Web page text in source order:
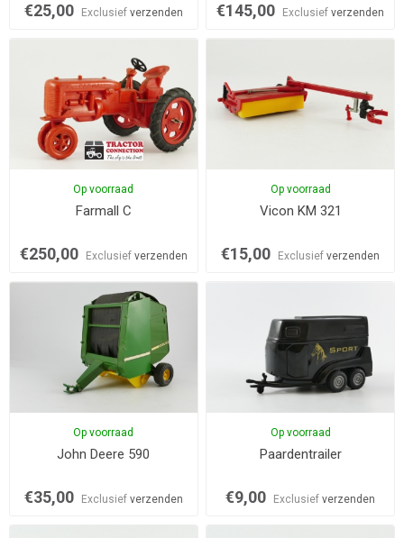
€25,00 Exclusief verzenden €145,00 Exclusiefverzenden
Op voorraad
Farmall C
€250,00 Exclusief verzenden
Op voorraad
Vicon KM 321
€15,00 Exclusiefverzenden
Op voorraad
John Deere 590
€35,00 Exclusief verzenden
Op voorraad
Paardentrailer
€9,00 Exclusiefverzenden